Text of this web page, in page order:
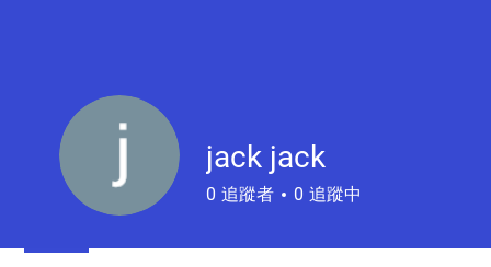
jack jack
0 追蹤者 0 追蹤中